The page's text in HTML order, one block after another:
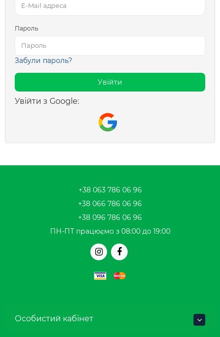
Пароль
Забули пароль?
Увійти з Google:
+38 063 786 06 96
+38 066 786 06 96
+38 096 786 06 96
ПН-ПТ працюємо з 08:00 до 19:00
Особистий кабінет